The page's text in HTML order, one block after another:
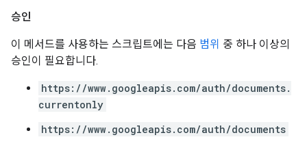
승인
이 메서드를 사용하는 스크립트에는 다음 범위 중 하나 이상의
승인이 필요합니다.
https://www.googleapis.com/auth/documents.
currentonly
https://www.googleapis.com/auth/documents